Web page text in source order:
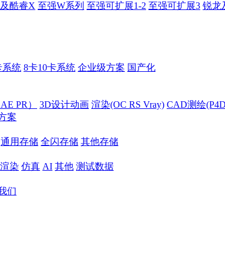
酷睿X 至强W系列 至强可扩展1-2 至强可扩展3 锐龙
系统 8卡10卡系统 企业级方案 国产化
PR） 3D设计动画 渲染(OC RS Vray) CAD测绘
案
通用存储 全闪存储 其他存储
渲染 仿真 AI 其他 测试数据
们